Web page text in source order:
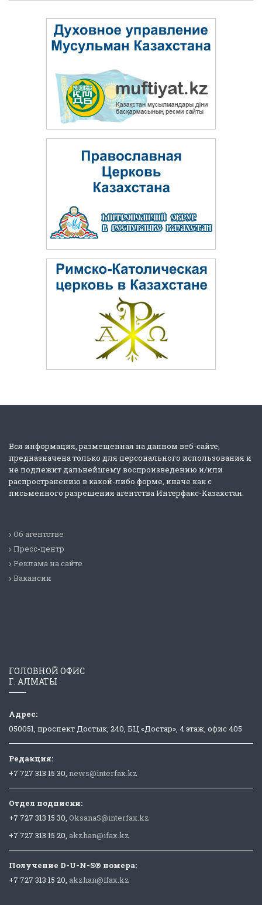
Вся информация, размещенная на данном веб-сайте,
предназначена только для персонального использования и
не подлежит дальнейшему воспроизведению и/или
распространению в какой-либо форме, иначе как с
письменного разрешения агентства Интерфакс-Казахстан.
Об агентстве
Пресс-центр
Реклама на сайте
Вакансии
ГОЛОВНОЙ ОФИС
Г. АЛМАТЫ
Адрес:
050051, проспект Достык, 240, БЦ «Достар», 4 этаж, офис 405
Редакция:
+7 727 313 15 30, news@interfax.kz
Отдел подписки:
+7 727 313 15 30, OksanaS@interfax.kz
+7 727 313 15 20, akzhan@ifax.kz
Получение D-U-N-S® номера:
+7 727 313 15 20, akzhan@ifax.kz